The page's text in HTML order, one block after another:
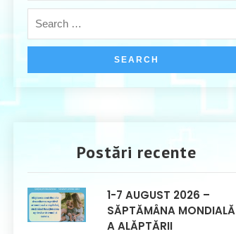
Postări recente
1-7 AUGUST 2026 –
SĂPTĂMÂNA MONDIALĂ
A ALĂPTĂRII